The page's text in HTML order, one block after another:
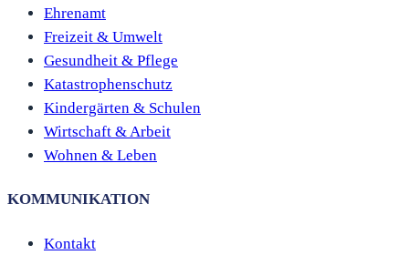
Ehrenamt
Freizeit & Umwelt
Gesundheit & Pflege
Katastrophenschutz
Kindergärten & Schulen
Wirtschaft & Arbeit
Wohnen & Leben
KOMMUNIKATION
Kontakt